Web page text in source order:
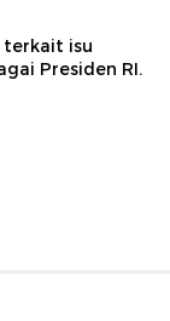
terkait isu
Presiden RI.